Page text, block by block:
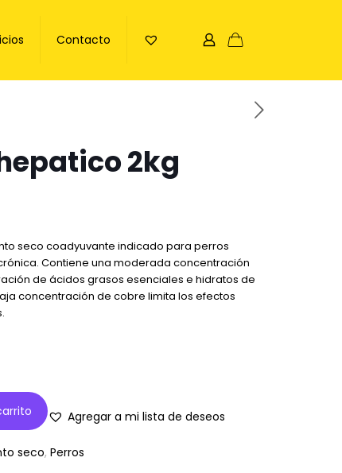
Contacto
2kg
seco coadyuvante indicado para perros
Contiene una moderada concentración
de ácidos grasos esenciales e hidratos de
concentración de cobre limita los efectos
Agregar a mi lista de deseos
seco, Perros